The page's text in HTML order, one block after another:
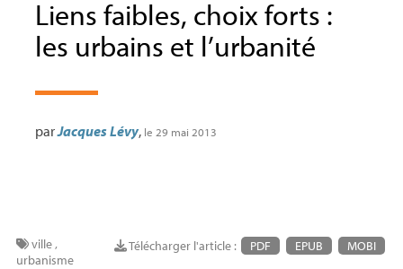
Liens faibles, choix forts :
les urbains et l’urbanité
parJacques Lévy, le 29 mai 2013
Télécharger l'article : PDF EPUB MOBI
ville,
urbanisme